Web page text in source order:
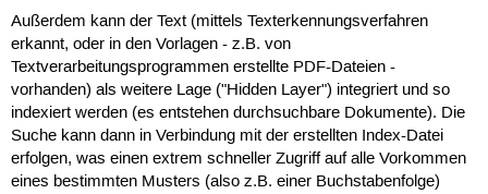
Außerdem kann der Text (mittels Texterkennungsverfahren
erkannt, oder in den Vorlagen - z.B. von
Textverarbeitungsprogrammen erstellte PDF-Dateien -
vorhanden) als weitere Lage ("Hidden Layer") integriert und so
indexiert werden (es entstehen durchsuchbare Dokumente). Die
Suche kann dann in Verbindung mit der erstellten Index-Datei
erfolgen, was einen extrem schneller Zugriff auf alle Vorkommen
eines bestimmten Musters (also z.B. einer Buchstabenfolge)